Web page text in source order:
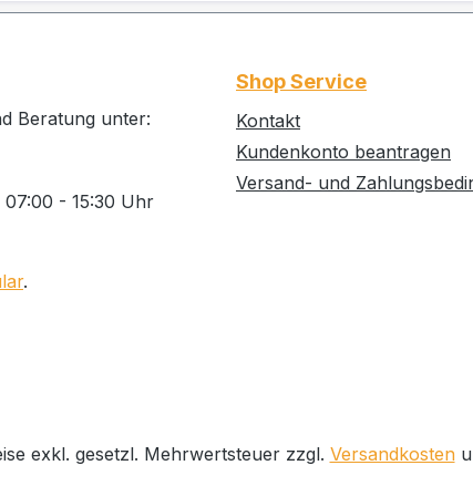
Beratung unter:
- 15:30 Uhr
.
Shop Service
Kontakt
Kundenkonto beantragen
Versand- und
exkl. gesetzl. Mehrwertsteuer zzgl. Versandkosten